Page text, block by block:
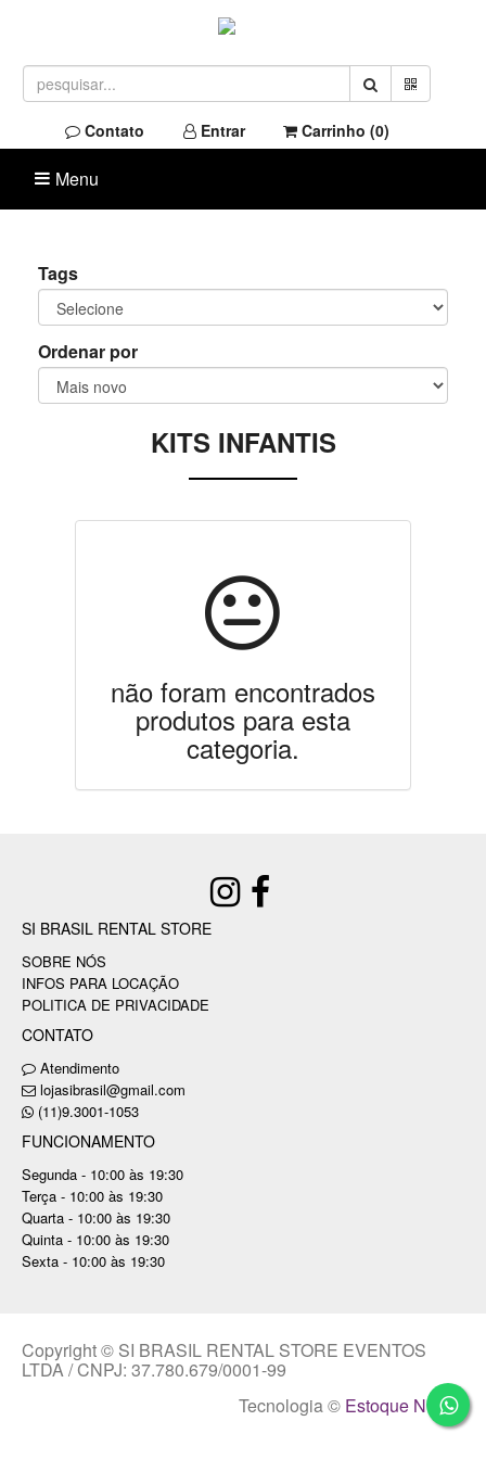
Contato Entrar Carrinho (0)
Menu
Tags
Ordenar por
KITS INFANTIS
não foram encontrados
produtos para esta
categoria.
SI BRASIL RENTAL STORE
SOBRE NÓS
INFOS PARA LOCAÇÃO
POLITICA DE PRIVACIDADE
CONTATO
Atendimento
lojasibrasil@gmail.com
(11)9.3001-1053
FUNCIONAMENTO
Segunda - 10:00 às 19:30
Terça - 10:00 às 19:30
Quarta - 10:00 às 19:30
Quinta - 10:00 às 19:30
Sexta - 10:00 às 19:30
Copyright © SI BRASIL RENTAL STORE EVENTOS
LTDA / CNPJ: 37.780.679/0001-99
Tecnologia © Estoque NOW.